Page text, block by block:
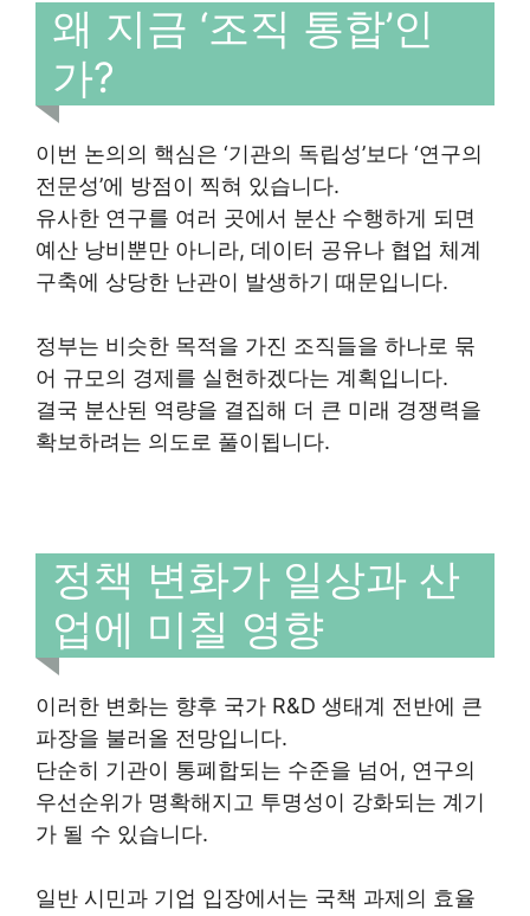
왜 지금 ‘조직 통합’인
가?
이번 논의의 핵심은 ‘기관의 독립성’보다 ‘연구의
전문성’에 방점이 찍혀 있습니다.
유사한 연구를 여러 곳에서 분산 수행하게 되면
예산 낭비뿐만 아니라, 데이터 공유나 협업 체계
구축에 상당한 난관이 발생하기 때문입니다.
정부는 비슷한 목적을 가진 조직들을 하나로 묶
어 규모의 경제를 실현하겠다는 계획입니다.
결국 분산된 역량을 결집해 더 큰 미래 경쟁력을
확보하려는 의도로 풀이됩니다.
정책 변화가 일상과 산
업에 미칠 영향
이러한 변화는 향후 국가 R&D 생태계 전반에 큰
파장을 불러올 전망입니다.
단순히 기관이 통폐합되는 수준을 넘어, 연구의
우선순위가 명확해지고 투명성이 강화되는 계기
가 될 수 있습니다.
일반 시민과 기업 입장에서는 국책 과제의 효율